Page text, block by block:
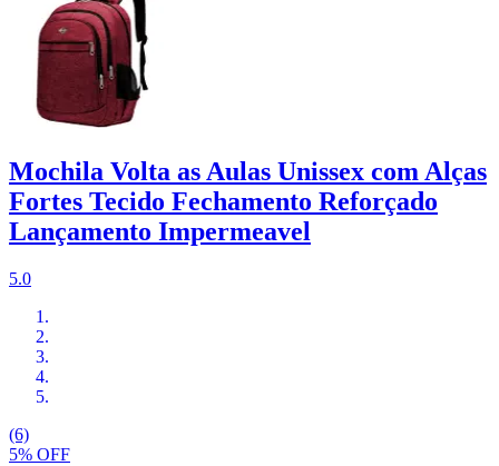
Mochila Volta as Aulas Unissex com Alças
Fortes Tecido Fechamento Reforçado
Lançamento Impermeavel
5.0
(6)
5% OFF